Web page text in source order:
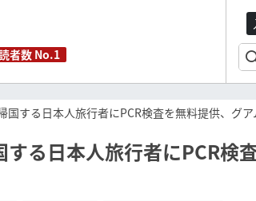
者数 No.1
国する日本人旅行者にPCR検査を無料提供、グ
る日本人旅行者にPCR検